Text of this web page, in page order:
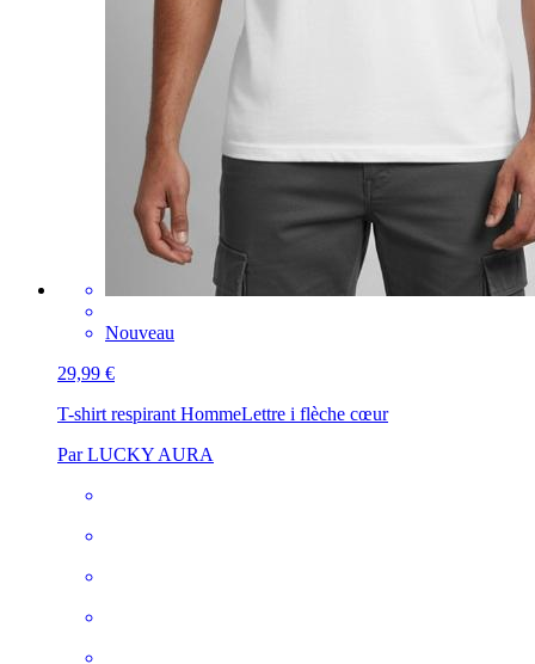
Nouveau
29,99 €
T-shirt respirant HommeLettre i flèche cœur
Par LUCKY AURA